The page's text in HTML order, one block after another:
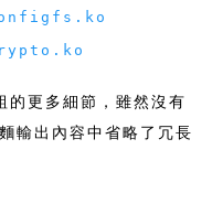
. ko
. ko
的更多細節，雖然沒有
輸出內容中省略了冗長